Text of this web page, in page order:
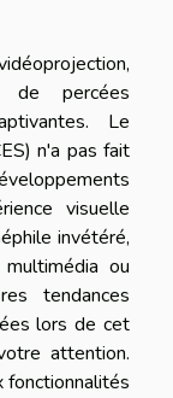
de percées
Le
n'a pas fait
visuelle
invétéré,
ou
tendances
lors de cet
attention.
fonctionnalités